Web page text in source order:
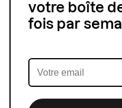
votre boîte
fois par